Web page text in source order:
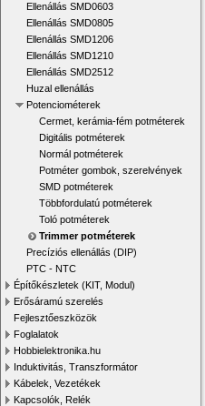
Ellenállás SMD0603
Ellenállás SMD0805
Ellenállás SMD1206
Ellenállás SMD1210
Ellenállás SMD2512
Huzal ellenállás
Potenciométerek
Cermet, kerámia-fém potméterek
Digitális potméterek
Normál potméterek
Potméter gombok, szerelvények
SMD potméterek
Többfordulatú potméterek
Toló potméterek
Trimmer potméterek
Precíziós ellenállás (DIP)
PTC - NTC
Építőkészletek (KIT, Modul)
Erősáramú szerelés
Fejlesztőeszközök
Foglalatok
Hobbielektronika.hu
Induktivitás, Transzformátor
Kábelek, Vezetékek
Kapcsolók, Relék